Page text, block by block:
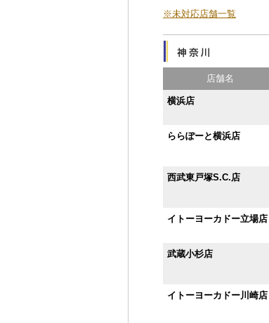
※未対応店舗一覧
店舗名
横浜店
ららぽーと横浜店
西武東戸塚S.C.店
イトーヨーカドー立場店
武蔵小杉店
イトーヨーカドー川崎店